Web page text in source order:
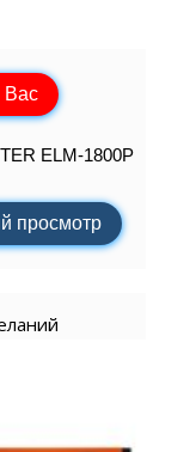
Вас
ELM-1800P
просмотр